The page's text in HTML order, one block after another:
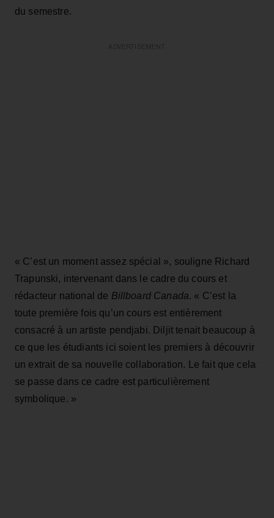
du semestre.
« C’est un moment assez spécial », souligne Richard
Trapunski, intervenant dans le cadre du cours et
rédacteur national de Billboard Canada. « C’est la
toute première fois qu’un cours est entièrement
consacré à un artiste pendjabi. Diljit tenait beaucoup à
ce que les étudiants ici soient les premiers à découvrir
un extrait de sa nouvelle collaboration. Le fait que cela
se passe dans ce cadre est particulièrement
symbolique. »